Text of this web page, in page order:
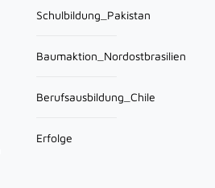
Schulbildung_Pakistan
Baumaktion_Nordostbrasilien
Berufsausbildung_Chile
Erfolge